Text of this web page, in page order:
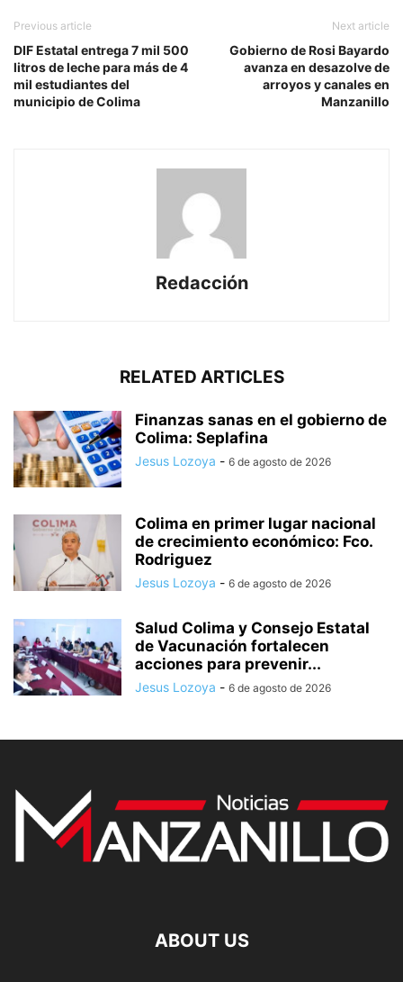
Previous article
DIF Estatal entrega 7 mil 500
litros de leche para más de 4
mil estudiantes del
municipio de Colima
Next article
Gobierno de Rosi Bayardo
avanza en desazolve de
arroyos y canales en
Manzanillo
Redacción
RELATED ARTICLES
Finanzas sanas en el gobierno de
Colima: Seplafina
Jesus Lozoya - 6 de agosto de 2026
Colima en primer lugar nacional
de crecimiento económico: Fco.
Rodriguez
Jesus Lozoya - 6 de agosto de 2026
Salud Colima y Consejo Estatal
de Vacunación fortalecen
acciones para prevenir...
Jesus Lozoya - 6 de agosto de 2026
ABOUT US